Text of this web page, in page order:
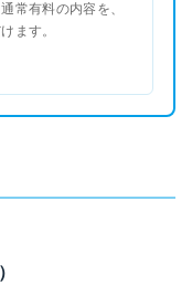
常有料の内容を、
ます。